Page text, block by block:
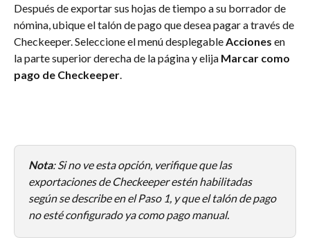
Después de exportar sus hojas de tiempo a su borrador de
nómina, ubique el talón de pago que desea pagar a través de
Checkeeper. Seleccione el menú desplegable Acciones en
la parte superior derecha de la página y elija Marcar como
pago de Checkeeper
Nota: Si no ve esta opción, verifique que las
exportaciones de Checkeeper estén habilitadas
según se describe en el Paso 1, y que el talón de pago
no esté configurado ya como pago manual.